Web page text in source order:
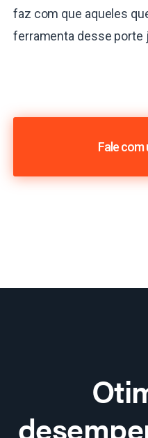
faz com que aqueles
ferramenta desse porte
Fale com